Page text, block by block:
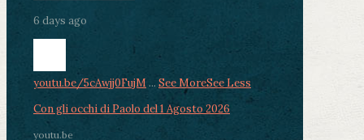
6 days ago
youtu.be/5cAwjj0FujM ... See MoreSee Less
Con gli occhi di Paolo del 1 Agosto 2026
youtu.be